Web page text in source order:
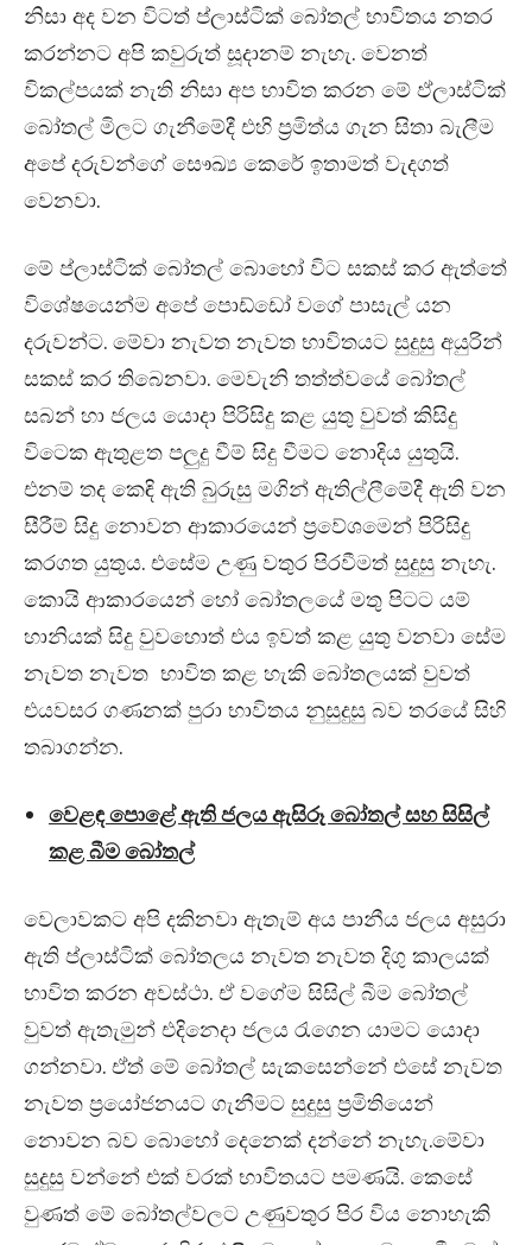
නිසා අද වන විටත් ප්ලාස්ටික් බෝතල් භාවිතය නතර
කරන්නට අපි කවුරුත් සූදානම් නැහැ. වෙනත්
විකල්පයක් නැති නිසා අප භාවිත කරන මේ ඵ්ලාස්ටික්
බෝතල් මිලට ගැනීමේදී එහි ප්‍රමිත්ය ගැන සිතා බැලීම
අපේ දරුවන්ගේ සෞඛ්‍ය කෙරේ ඉතාමත් වැදගත්
වෙනවා.
මේ ප්ලාස්ටික් බෝතල් බොහෝ විට සකස් කර ඇත්තේ
විශේෂයෙන්ම අපේ පොඩ්ඩෝ වගේ පාසැල් යන
දරුවන්ට. මේවා නැවත නැවත භාවිතයට සුදුසු අයුරින්
සකස් කර තිබෙනවා. මෙවැනි තත්ත්වයේ බෝතල්
සබන් හා ජලය යොදා පිරිසිදු කළ යුතු වුවත් කිසිදු
විටෙක ඇතුළත පලුදු වීම් සිදු වීමට නොදිය යුතුයි.
එනම් තද කෙඳි ඇති බුරුසු මගින් ඇතිල්ලීමේදී ඇති වන
සීරීම් සිදු නොවන ආකාරයෙන් ප්‍රවේශමෙන් පිරිසිදු
කරගත යුතුය. එසේම උණු වතුර පිරවීමත් සුදුසු නැහැ.
කොයි ආකාරයෙන් හෝ බෝතලයේ මතු පිටට යම්
හානියක් සිදු වුවහොත් එය ඉවත් කළ යුතු වනවා සේම
නැවත නැවත භාවිත කළ හැකි බෝතලයක් වුවත්
එයවසර ගණනක් පුරා භාවිතය නුසුදුසු බව තරයේ සිහි
තබාගන්න.
වෙළඳ පොළේ ඇති ජලය ඇසිරූ බෝතල් සහ සිසිල්
කළ බීම බෝතල්
වෙලාවකට අපි දකිනවා ඇතැම් අය පානීය ජලය අසුරා
ඇති ප්ලාස්ටික් බෝතලය නැවත නැවත දිගු කාලයක්
භාවිත කරන අවස්ථා. ඒ වගේම සිසිල් බීම බෝතල්
වුවත් ඇතැමුන් එදිනෙදා ජලය රැගෙන යාමට යොදා
ගන්නවා. ඒත් මේ බෝතල් සැකසෙන්නේ එසේ නැවත
නැවත ප්‍රයෝජනයට ගැනීමට සුදුසු ප්‍රමිතියෙන්
නොවන බව බොහෝ දෙනෙක් දන්නේ නැහැ.මේවා
සුදුසු වන්නේ එක් වරක් භාවිතයට පමණයි. කෙසේ
වුණත් මේ බෝතල්වලට උණුවතුර පිර විය නොහැකි